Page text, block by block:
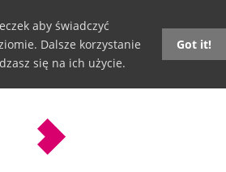
aby świadczyć
Dalsze korzystanie
się na ich użycie.
Got it!